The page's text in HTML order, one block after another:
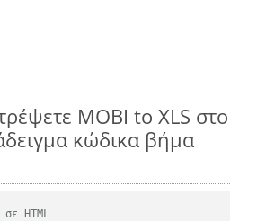
MOBI to XLS στο
κώδικα βήμα
HTML